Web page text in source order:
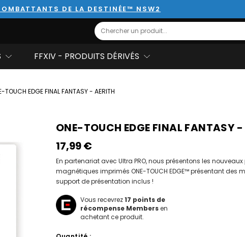
DE LA DESTINÉE™ NSW2
Search
FFXIV - PRODUITS DÉRIVÉS
TOUCH EDGE FINAL FANTASY - AERITH
ONE-TOUCH EDGE FINAL FANTASY -
17,99‎ ‎€
En partenariat avec Ultra PRO, nous présentons les
magnétiques imprimés ONE-TOUCH EDGE™ présentant des
support de présentation inclus !
Vous recevrez17 points de
récompense Membersen
achetant ce produit.